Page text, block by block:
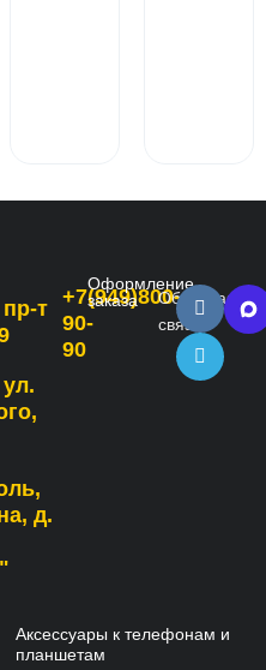
т
д.
+7(949)800-
90-
90
Оформление
заказа
Обратная
связь
Аксессуары к телефонам и
планшетам